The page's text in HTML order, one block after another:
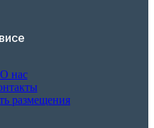
О нас
размещения